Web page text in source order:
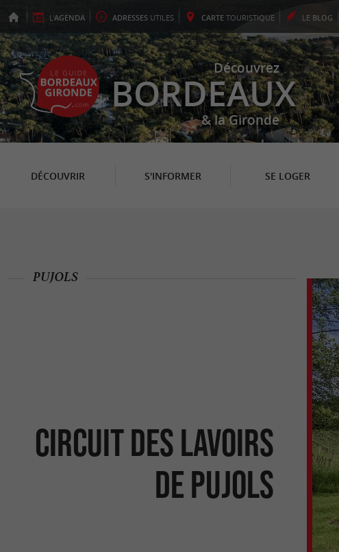
L'AGENDA ADRESSES UTILES CARTE TOURISTIQUE LE BLOG
Découvrez
BORDEAUX
& la Gironde
DÉCOUVRIR S'INFORMER SE LOGER
Circuit des lavoirs
de Pujols
PUJOLS